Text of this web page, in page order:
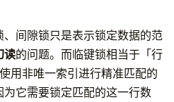
间隙锁只是表示锁定数据的范
读的问题。而临键锁相当于「行
用非唯一索引进行精准匹配的
它需要锁定匹配的这一行数